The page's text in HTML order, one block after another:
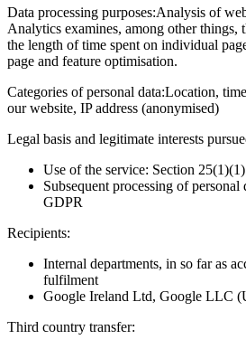
Data processing purposes:Analysis of
Analytics examines, among other things,
the length of time spent on individual
page and feature optimisation.
Categories of personal data:Location,
our website, IP address (anonymised)
Legal basis and legitimate interests
Use of the service: Section
Subsequent processing of
GDPR
Recipients:
Internal departments, in so far as
fulfilment
Google Ireland Ltd, Google LLC
Third country transfer: